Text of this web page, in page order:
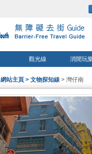
觀光線 消閒玩
網站主頁 > 文物探知線 > 灣仔南